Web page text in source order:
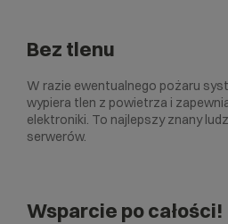
Bez tlenu
W razie ewentualnego pożaru
wypiera tlen z powietrza i
elektroniki. To najlepszy znany
serwerów.
Wsparcie po całości!